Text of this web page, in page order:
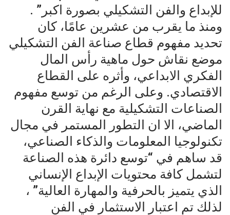
للإبداع والفن التشكيلي بصورة اكبر” .
ومنذ ما يقرب من عشرين عامًا، كان
تحديد مفهوم قطاع صناعة الفن التشكيلي
موضع نقاش حول ماهية رأس المال
الفكري الابداعي، وأثره على القطاع
الاقتصادي. وعلى الرغم من توسع مفهوم
الصناعات التشكيلية مع نهاية القرن
الماضي، الا ان التطور المستمر في مجال
تكنولوجيا المعلومات والذكاء الصناعي،
قد ساهم في “توسع دائرة هذه الصناعة
لتشمل كافة محتويات الإبداع الإنساني
الذي يتميز بالحرفية والمهارة العالية” ،
لذلك تم اعتبار الاستثمار في الفن